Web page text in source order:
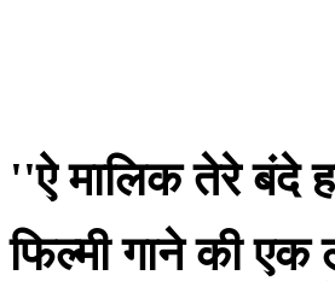
''ऐ मालिक तेरे बंदे
फिल्मी गाने की एक